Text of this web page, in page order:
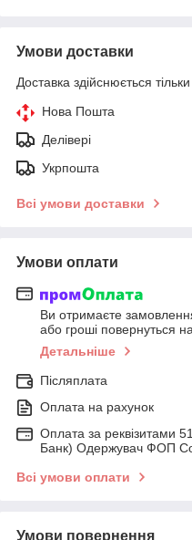
Умови доставки
Доставка здійснюється
Нова Пошта
Делівері
Укрпошта
Всі умови доставки
Умови оплати
Ви отримаєте
або гроші повернуться
Детальніше
Післяплата
Оплата на рахунок
Оплата за реквізитами
Банк) Одержувач ФОП
Всі умови оплати
Умови повернення